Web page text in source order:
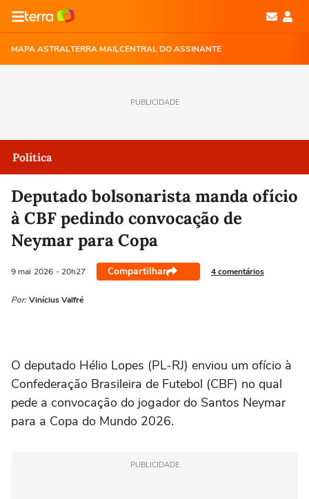
MAPA ASTRALTERRA MAILCENTRAL DO ASSINANTE
PUBLICIDADE
Política
Deputado bolsonarista manda ofício
à CBF pedindo convocação de
Neymar para Copa
9 mai 2026 - 20h27 Compartilhar 4 comentários
Por: Vinícius Valfré
O deputado Hélio Lopes (PL-RJ) enviou um ofício à
Confederação Brasileira de Futebol (CBF) no qual
pede a convocação do jogador do Santos Neymar
para a Copa do Mundo 2026.
PUBLICIDADE